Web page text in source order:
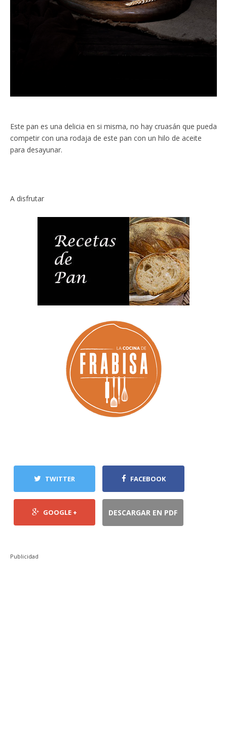
Este pan es una delicia en si misma, no hay cruasán que pueda
competir con una rodaja de este pan con un hilo de aceite
para desayunar.
A disfrutar
TWITTER FACEBOOK
GOOGLE + DESCARGAR EN PDF
Publicidad